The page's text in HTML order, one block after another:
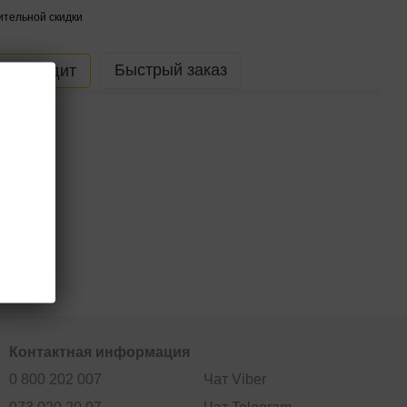
скидки
В кредит Быстрый заказ
Контактная информация
0 800 202 007
Чат Viber